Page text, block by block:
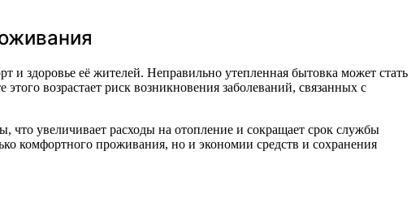
здоровье её жителей. Неправильно утепленная бытовка может стать
возрастает риск возникновения заболеваний, связанных с
что увеличивает расходы на отопление и сокращает срок службы
комфортного проживания, но и экономии средств и сохранения